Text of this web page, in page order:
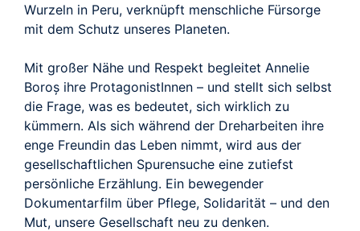
Wurzeln in Peru, verknüpft menschliche Fürsorge
mit dem Schutz unseres Planeten.
Mit großer Nähe und Respekt begleitet Annelie
Boroș ihre ProtagonistInnen – und stellt sich selbst
die Frage, was es bedeutet, sich wirklich zu
kümmern. Als sich während der Dreharbeiten ihre
enge Freundin das Leben nimmt, wird aus der
gesellschaftlichen Spurensuche eine zutiefst
persönliche Erzählung. Ein bewegender
Dokumentarfilm über Pflege, Solidarität – und den
Mut, unsere Gesellschaft neu zu denken.